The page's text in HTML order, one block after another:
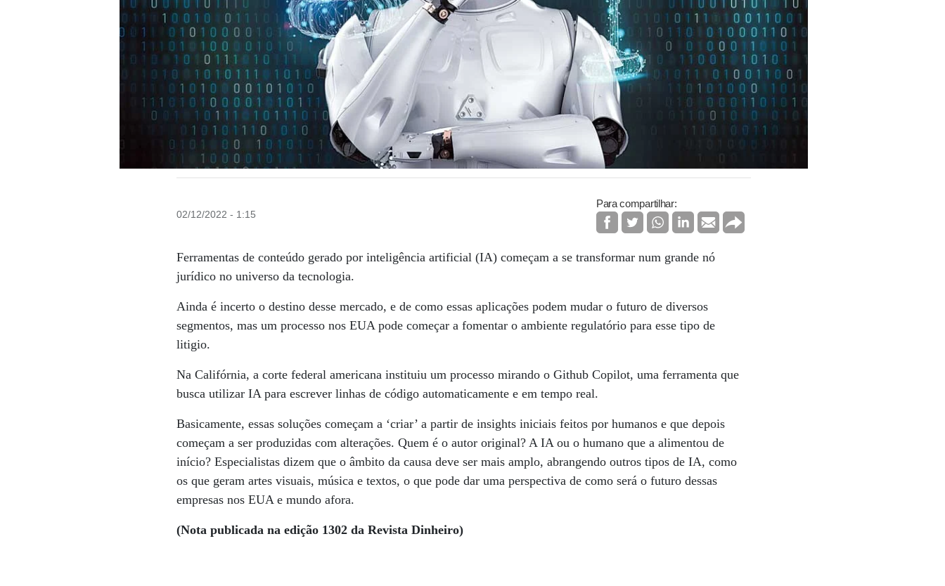
02/12/2022 - 1:15
Para compartilhar:
Ferramentas de conteúdo gerado por inteligência artificial (IA) começam a se transformar num grande nó
jurídico no universo da tecnologia.
Ainda é incerto o destino desse mercado, e de como essas aplicações podem mudar o futuro de diversos
segmentos, mas um processo nos EUA pode começar a fomentar o ambiente regulatório para esse tipo de
litigio.
Na Califórnia, a corte federal americana instituiu um processo mirando o Github Copilot, uma ferramenta que
busca utilizar IA para escrever linhas de código automaticamente e em tempo real.
Basicamente, essas soluções começam a ‘criar’ a partir de insights iniciais feitos por humanos e que depois
começam a ser produzidas com alterações. Quem é o autor original? A IA ou o humano que a alimentou de
início? Especialistas dizem que o âmbito da causa deve ser mais amplo, abrangendo outros tipos de IA, como
os que geram artes visuais, música e textos, o que pode dar uma perspectiva de como será o futuro dessas
empresas nos EUA e mundo afora.
(Nota publicada na edição 1302 da Revista Dinheiro)